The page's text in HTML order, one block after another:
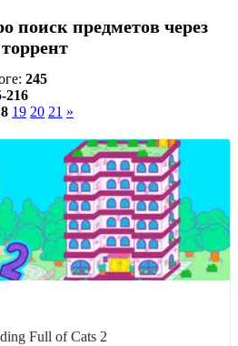
поиск предметов через
торрент
: 245
216
19 20 21 »
Full of Cats 2